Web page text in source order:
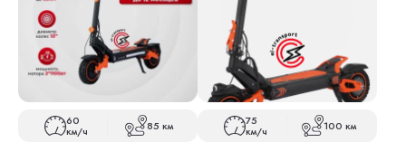
60
км/ч 85 км 75
км/ч 100 км